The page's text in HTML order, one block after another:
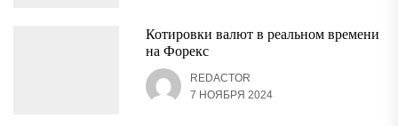
Котировки валют в реальном времени
на Форекс
REDACTOR
7 НОЯБРЯ 2024